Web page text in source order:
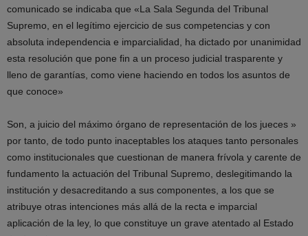
comunicado se indicaba que «La Sala Segunda del Tribunal
Supremo, en el legítimo ejercicio de sus competencias y con
absoluta independencia e imparcialidad, ha dictado por unanimidad
esta resolución que pone fin a un proceso judicial trasparente y
lleno de garantías, como viene haciendo en todos los asuntos de
que conoce»
Son, a juicio del máximo órgano de representación de los jueces »
por tanto, de todo punto inaceptables los ataques tanto personales
como institucionales que cuestionan de manera frívola y carente de
fundamento la actuación del Tribunal Supremo, deslegitimando la
institución y desacreditando a sus componentes, a los que se
atribuye otras intenciones más allá de la recta e imparcial
aplicación de la ley, lo que constituye un grave atentado al Estado